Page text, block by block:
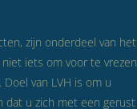
zijn onderdeel van het
iets om voor te vrezen
van LVH is om u
dat u zich met een gerust